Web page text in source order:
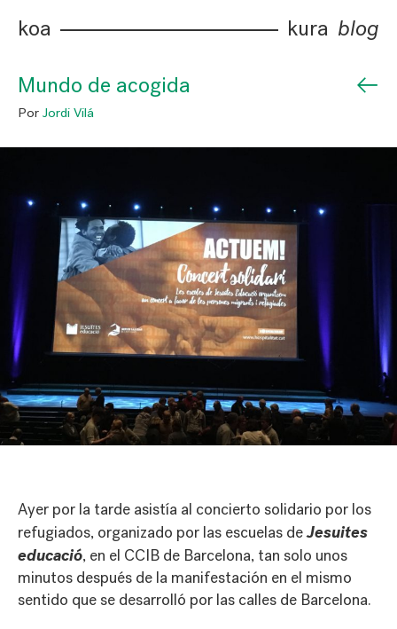
koa kura blog
Mundo de acogida ←
Por Jordi Vilá
Ayer por la tarde asistía al concierto solidario por los
refugiados, organizado por las escuelas deJesuites
educació, en el CCIB de Barcelona, tan solo unos
minutos después de la manifestación en el mismo
sentido que se desarrolló por las calles de Barcelona.